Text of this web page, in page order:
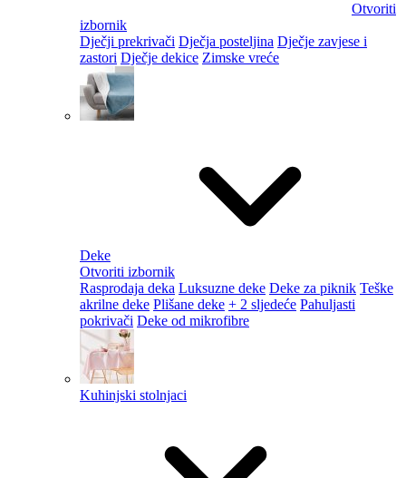
Otvoriti
izbornik
Dječji prekrivači Dječja posteljina Dječje zavjese i
zastori Dječje dekice Zimske vreće
Deke
Otvoriti izbornik
Rasprodaja deka Luksuzne deke Deke za piknik Teške
akrilne deke Plišane deke + 2 sljedeće Pahuljasti
pokrivači Deke od mikrofibre
Kuhinjski stolnjaci